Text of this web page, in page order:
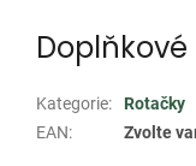
Kategorie:
Rotačky
EAN: Zvolte